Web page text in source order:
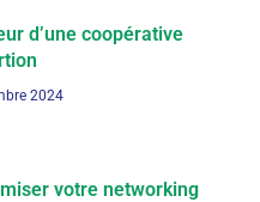
d’une coopérative
2024
votre networking